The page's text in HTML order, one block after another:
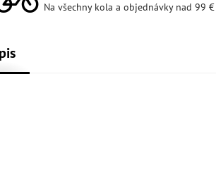
Na všechny kola a objednávky nad 99 €